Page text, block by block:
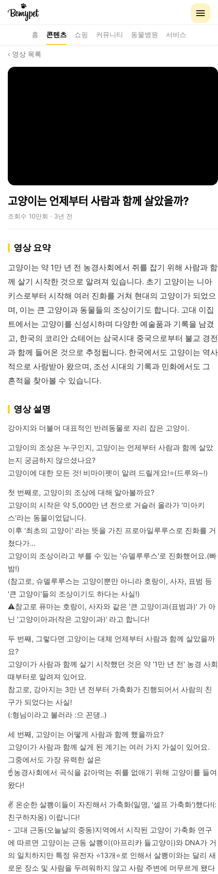
홈 콘텐츠 쇼핑 커뮤니티 동물병원 서비스
‹ 영상 목록
고양이는 언제부터 사람과 함께 살았을까?
조회수 10만회 · 3년 전
영상 요약
고양이는 약 1만 년 전 농경사회에서 쥐를 잡기 위해 사람과 함
께 살기 시작한 것으로 알려져 있습니다. 초기 고양이는 니아
키스로부터 시작해 여러 진화를 거쳐 현대의 고양이가 되었으
며, 이는 큰 고양이과 동물들의 조상이기도 합니다. 고대 이집
트에서는 고양이를 신성시하며 다양한 예술품과 기록을 남겼
고, 한국의 코리안 쇼테어는 삼국시대 중국으로부터 불교 경전
과 함께 들어온 것으로 추정됩니다. 한국에서도 고양이는 역사
적으로 사랑받아 왔으며, 조선 시대의 기록과 민화에서도 그
흔적을 찾아볼 수 있습니다.
영상 설명
강아지와 더불어 대표적인 반려동물로 자리 잡은 고양이.
고양이의 조상은 누구인지, 고양이는 언제부터 사람과 함께 살았
는지 궁금하지 않으셨나요?
고양이에 대한 모든 것! 비마이펫이 알려 드릴게요!⭐️(드루와~!)
첫 번째로, 고양이의 조상에 대해 알아볼까요?
고양이의 시작은 약 5,000만 년 전으로 거슬러 올라가 '미아키
스'라는 동물이었답니다.
이후 '최초의 고양이' 라는 뜻을 가진 프로아일루루스로 진화를 거
쳤다가...
고양이의 조상이라고 부를 수 있는 '슈델루루스'로 진화했어요.(빠
밤!)
(참고로, 슈델루루스는 고양이뿐만 아니라 호랑이, 사자, 표범 등
'큰 고양이'들의 조상이기도 하다는 사실!)
⚠️참고로 퓨마는 호랑이, 사자와 같은 '큰 고양이과(표범과)' 가 아
닌 '고양이아과(작은 고양이과)' 라고 합니다!
두 번째, 그렇다면 고양이는 대체 언제부터 사람과 함께 살았을까
요?
고양이가 사람과 함께 살기 시작했던 것은 약 '1만 년 전' 농경 사회
때부터로 알려져 있어요.
참고로, 강아지는 3만 년 전부터 가축화가 진행되어서 사람의 친
구가 되었다는 사실!
(:형님이라고 불러라 :으 꼰댕..)
세 번째, 고양이는 어떻게 사람과 함께 했을까요?
고양이가 사람과 함께 살게 된 계기는 여러 가지 가설이 있어요.
그중에서도 가장 유력한 설은
☝농경사회에서 곡식을 갉아먹는 쥐를 없애기 위해 고양이를 들여
왔다!
✌ 온순한 살쾡이들이 자진해서 가축화(일명, '셀프 가축화')했다!(:
친구하자옹) 이랍니다!
- 고대 근동(오늘날의 중동)지역에서 시작된 고양이 가축화 연구
에 따르면 고양이는 근동 살쾡이(아프리카 들고양이)와 DNA가 거
의 일치하지만 특정 유전자 ⭐️13개⭐️로 인해서 살쾡이와는 달리 새
로운 장소 및 사람을 두려워하지 않고 사람 주변에 머무르게 됐다